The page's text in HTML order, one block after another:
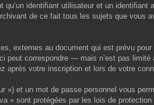
identifiant utilisateur et un
de ce fait tous les sujets que vous
externes au document qui est prévu
correspondre — mais n’est pas
votre inscription et lors de votre
et un mot de passe personnel vous
sont protégées par les lois de